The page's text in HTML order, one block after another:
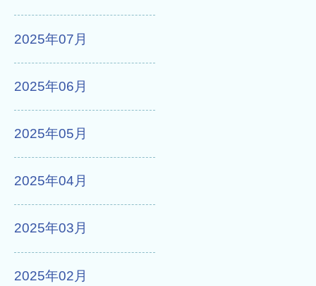
2025年07月
2025年06月
2025年05月
2025年04月
2025年03月
2025年02月